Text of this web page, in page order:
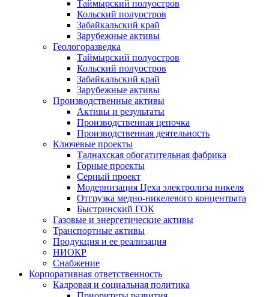
Таймырский полуостров
Кольский полуостров
Забайкальский край
Зарубежные активы
Геологоразведка
Таймырский полуостров
Кольский полуостров
Забайкальский край
Зарубежные активы
Производственные активы
Активы и результаты
Производственная цепочка
Производственная деятельность
Ключевые проекты
Талнахская обогатительная фабрика
Горные проекты
Серный проект
Модернизация Цеха электролиза никеля
Отгрузка медно-никелевого концентрата
Быстринский ГОК
Газовые и энергетические активы
Транспортные активы
Продукция и ее реализация
НИОКР
Снабжение
Корпоративная ответственность
Кадровая и социальная политика